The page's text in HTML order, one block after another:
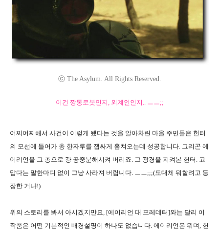
ⓒ The Asylum. All Rights Reserved.
이건 깡통로봇인지, 외계인인지.. ㅡㅡ;;
어찌어찌해서 사건이 이렇게 됐다는 것을 알아차린 마을 주민들은 헌터
의 모선에 들어가 총 한자루를 잽싸게 훔쳐오는데 성공합니다. 그리곤 에
이리언을 그 총으로 걍 공중분해시켜 버리죠. 그 광경을 지켜본 헌터. 고
맙다는 말한마디 없이 그냥 사라져 버립니다. ㅡㅡ;;;(도대체 뭐할려고 등
장한 거냐!)
위의 스토리를 봐서 아시겠지만요, [에이리언 대 프레데터]와는 달리 이
작품은 어떤 기본적인 배경설명이 하나도 없습니다. 에이리언은 뭐며, 헌